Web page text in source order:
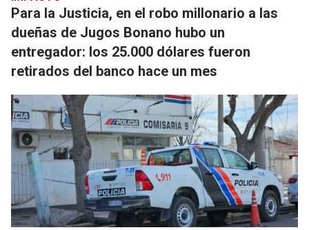
Para la Justicia, en el robo millonario a las
dueñas de Jugos Bonano hubo un
entregador: los 25.000 dólares fueron
retirados del banco hace un mes